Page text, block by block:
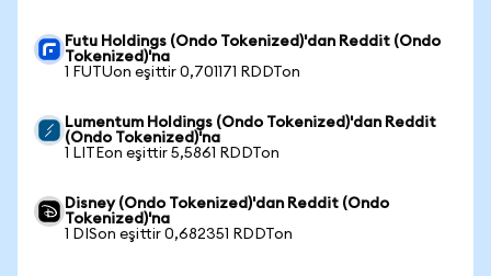
Futu Holdings (Ondo Tokenized)'dan Reddit (Ondo
Tokenized)'na
1 FUTUon eşittir 0,701171 RDDTon
Lumentum Holdings (Ondo Tokenized)'dan Reddit
(Ondo Tokenized)'na
1 LITEon eşittir 5,5861 RDDTon
Disney (Ondo Tokenized)'dan Reddit (Ondo
Tokenized)'na
1 DISon eşittir 0,682351 RDDTon